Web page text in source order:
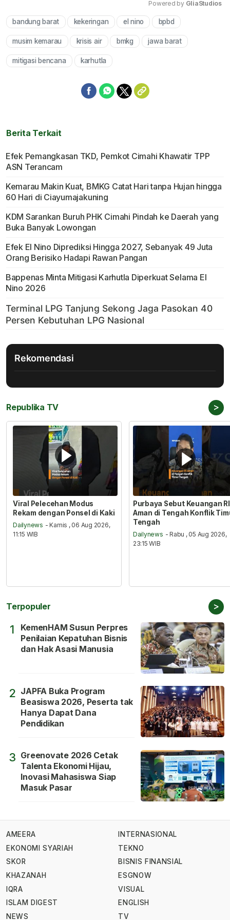
Powered by GliaStudios
bandung barat kekeringan el nino bpbd
musim kemarau krisis air bmkg jawa barat
mitigasi bencana karhutla
Berita Terkait
Efek Pemangkasan TKD, Pemkot Cimahi Khawatir TPP
ASN Terancam
Kemarau Makin Kuat, BMKG Catat Hari tanpa Hujan hingga
60 Hari di Ciayumajakuning
KDM Sarankan Buruh PHK Cimahi Pindah ke Daerah yang
Buka Banyak Lowongan
Efek El Nino Diprediksi Hingga 2027, Sebanyak 49 Juta
Orang Berisiko Hadapi Rawan Pangan
Bappenas Minta Mitigasi Karhutla Diperkuat Selama El
Nino 2026
Rekomendasi
Republika TV >
Viral Pelecehan Modus
Rekam dengan Ponsel di Kaki
Dailynews - Kamis , 06 Aug 2026,
11:15 WIB
Purbaya Sebut Keuangan RI
Aman di Tengah Konflik
Tengah
Dailynews - Rabu , 05 Aug 2026,
23:15 WIB
Terpopuler >
1
KemenHAM Susun Perpres
Penilaian Kepatuhan Bisnis
dan Hak Asasi Manusia
2 JAPFA Buka Program
Beasiswa 2026, Peserta tak
Hanya Dapat Dana
Pendidikan
3 Greenovate 2026 Cetak
Talenta Ekonomi Hijau,
Inovasi Mahasiswa Siap
Masuk Pasar
AMEERA
EKONOMI SYARIAH
SKOR
KHAZANAH
IQRA
ISLAM DIGEST
NEWS
INTERNASIONAL
TEKNO
BISNIS FINANSIAL
ESGNOW
VISUAL
ENGLISH
TV